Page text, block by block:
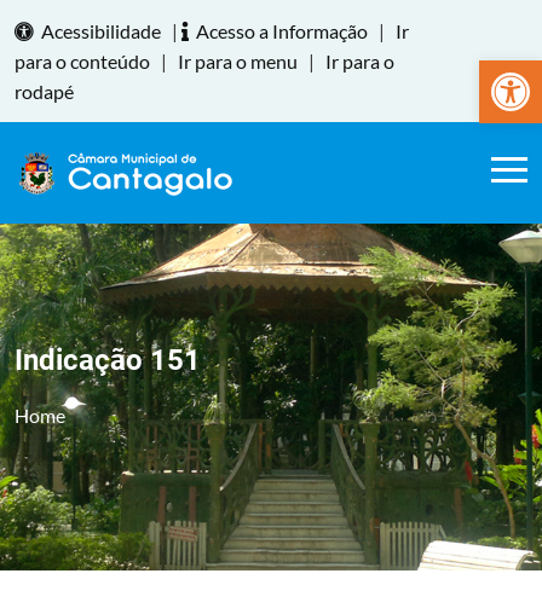
Abrir
Acessibilidade | Acesso a Informação |
Ir
para o conteúdo | Ir para o menu |
Ir para o
rodapé
Indicação 151
Home